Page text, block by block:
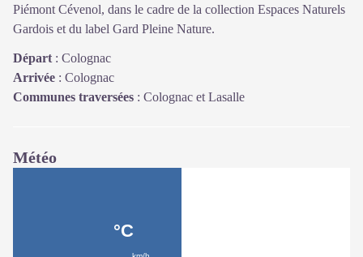
Piémont Cévenol, dans le cadre de la collection Espaces Naturels
Gardois et du label Gard Pleine Nature.
Départ : Colognac
Arrivée : Colognac
Communes traversées : Colognac et Lasalle
Météo